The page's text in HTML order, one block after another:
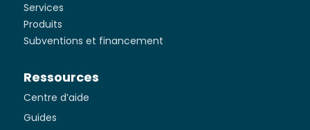
Services
Produits
Subventions et financement
Ressources
Centre d’aide
Guides